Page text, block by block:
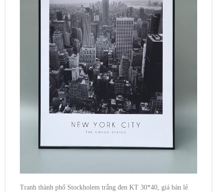
Tranh thành phố Stockholem trắng đen KT 30*40, giá bán lẻ